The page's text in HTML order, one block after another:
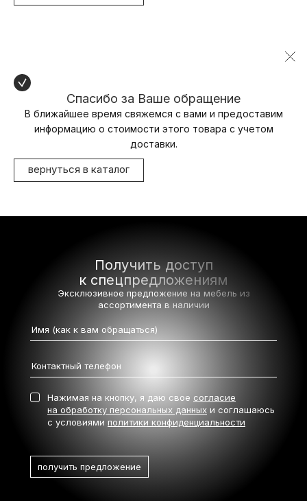
Спасибо за Ваше обращение
В ближайшее время свяжемся с вами и предоставим
информацию о стоимости этого товара с учетом
доставки.
вернуться в каталог
Получить доступ
к спецпредложениям
Эксклюзивное предложение на мебель из
ассортимента в наличии
Нажимая на кнопку, я даю свое согласие
на обработку персональных данных и соглашаюсь
с условиями политики конфиденциальности